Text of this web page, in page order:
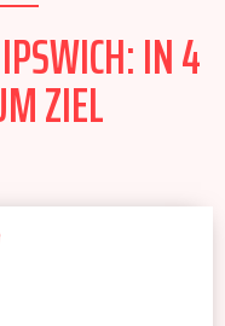
IN 4
ZIEL